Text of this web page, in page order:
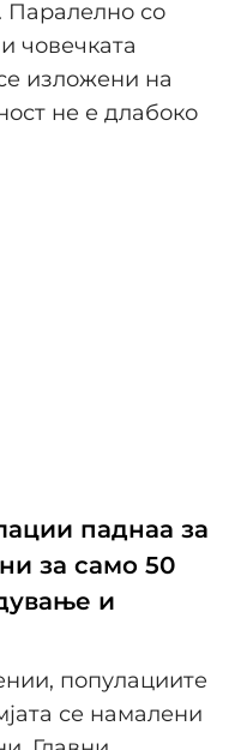
Паралелно со
човечката
изложени на
не е длабоко
паднаа за
за само 50
и
популациите
се намалени